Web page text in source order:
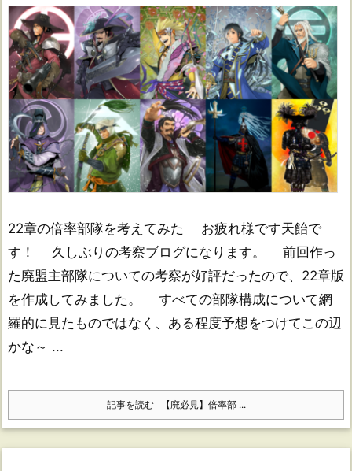
22章の倍率部隊を考えてみた お疲れ様です天飴で
す！ 久しぶりの考察ブログになります。 前回作っ
た廃盟主部隊についての考察が好評だったので、22章版
を作成してみました。 すべての部隊構成について網
羅的に見たものではなく、ある程度予想をつけてこの辺
かな～ ...
記事を読む 【廃必見】倍率部 ...